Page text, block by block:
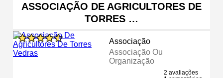
ASSOCIAÇÃO DE AGRICULTORES DE
TORRES …
Associação
Associação Ou
Organização
2 avaliações